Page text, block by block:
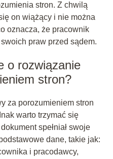
stron. Z chwilą
on wiążący i nie można
oznacza, że pracownik
praw przed sądem.
o rozwiązanie
stron?
za porozumieniem stron
warto trzymać się
spełniał swoje
dane, takie jak:
i pracodawcy,